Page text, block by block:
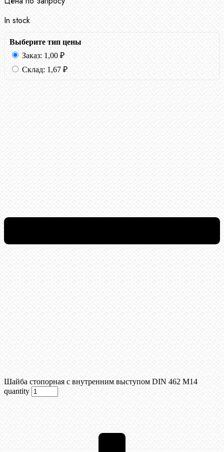
In stock
Выберите тип цены
Заказ: 1,00 ₽
Склад: 1,67 ₽
Шайба стопорная с внутренним выступом DIN 462 М14
quantity